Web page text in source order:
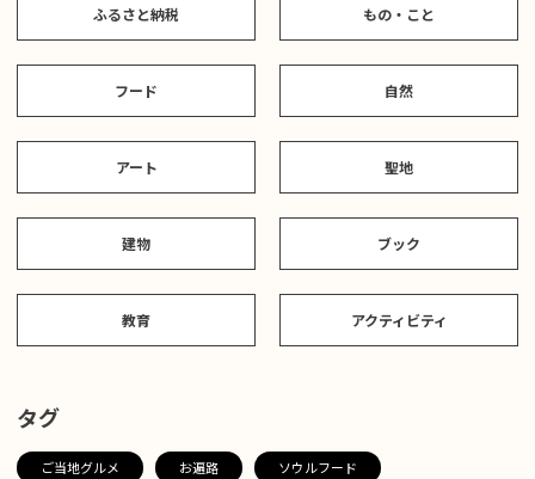
ふるさと納税 もの・こと
フード 自然
アート 聖地
建物 ブック
教育 アクティビティ
タグ
ご当地グルメ お遍路 ソウルフード